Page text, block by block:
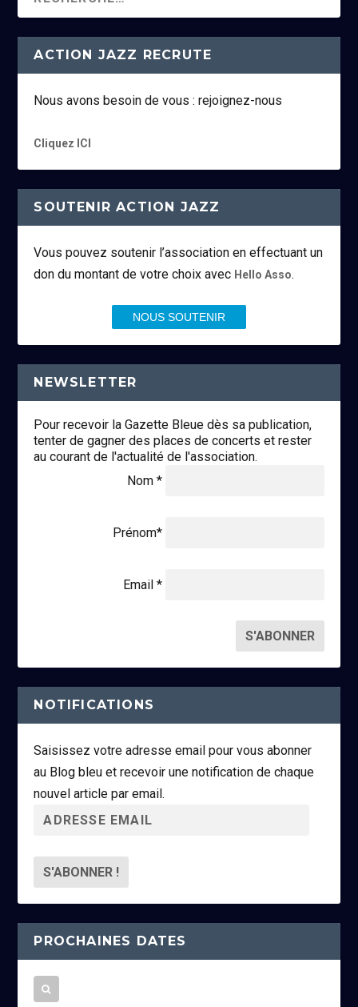
ACTION JAZZ RECRUTE
Nous avons besoin de vous : rejoignez-nous
Cliquez ICI
SOUTENIR ACTION JAZZ
Vous pouvez soutenir l’association en effectuant un
don du montant de votre choix avec Hello Asso.
NOUS SOUTENIR
NEWSLETTER
Pour recevoir la Gazette Bleue dès sa publication,
tenter de gagner des places de concerts et rester
au courant de l'actualité de l'association.
Nom *
Prénom*
Email *
NOTIFICATIONS
Saisissez votre adresse email pour vous abonner
au Blog bleu et recevoir une notification de chaque
nouvel article par email.
r
s
s
e
m
PROCHAINES DATES